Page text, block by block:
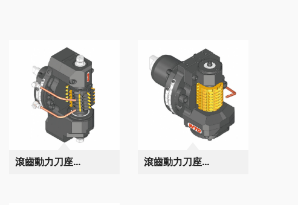
滾齒動力刀座
滾齒動力刀座